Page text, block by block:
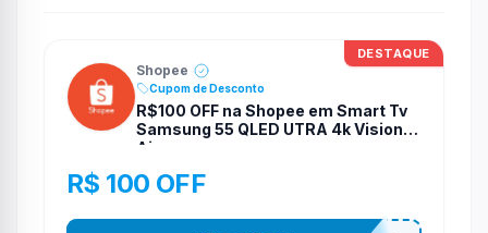
DESTAQUE
Shopee
Cupom de Desconto
R$100 OFF na Shopee em Smart Tv
Samsung 55 QLED UTRA 4k Vision
Ai
R$ 100 OFF